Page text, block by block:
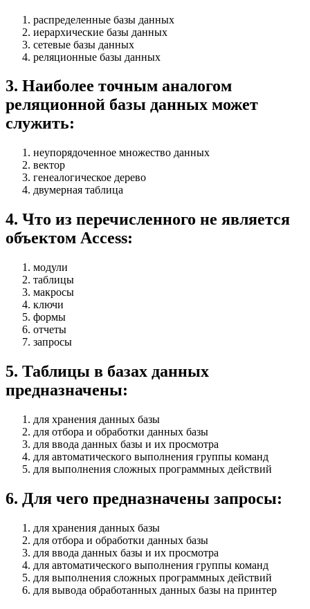
распределенные базы данных
иерархические базы данных
сетевые базы данных
реляционные базы данных
3. Наиболее точным аналогом
реляционной базы данных может
служить:
неупорядоченное множество данных
вектор
генеалогическое дерево
двумерная таблица
4. Что из перечисленного не является
объектом Access:
модули
таблицы
макросы
ключи
формы
отчеты
запросы
5. Таблицы в базах данных
предназначены:
для хранения данных базы
для отбора и обработки данных базы
для ввода данных базы и их просмотра
для автоматического выполнения группы команд
для выполнения сложных программных действий
6. Для чего предназначены запросы:
для хранения данных базы
для отбора и обработки данных базы
для ввода данных базы и их просмотра
для автоматического выполнения группы команд
для выполнения сложных программных действий
для вывода обработанных данных базы на принтер